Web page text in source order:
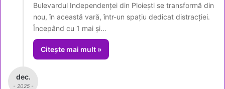
Bulevardul Independenței din Ploiești se transformă din
nou, în această vară, într-un spațiu dedicat distracției.
Începând cu 1 mai și…
Citește mai mult »
dec.
- 2025 -